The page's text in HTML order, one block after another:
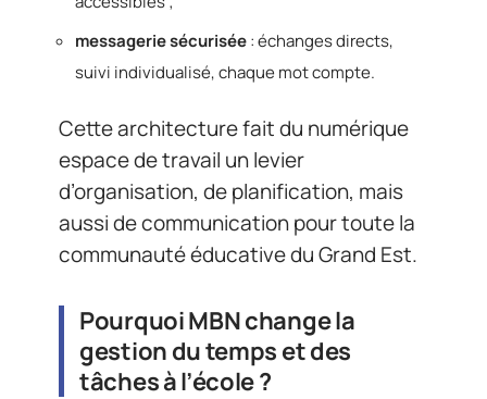
messagerie sécurisée: échanges directs,
suivi individualisé, chaque mot compte.
Cette architecture fait du numérique
espace de travail un levier
d’organisation, de planification, mais
aussi de communication pour toute la
communauté éducative du Grand Est.
Pourquoi MBN change la
gestion du temps et des
tâches à l’école ?